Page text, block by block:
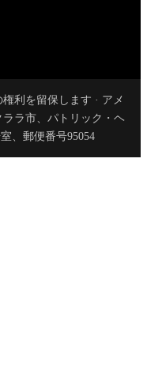
利を留保します · アメ
ラ市、パトリック・ヘ
、郵便番号95054